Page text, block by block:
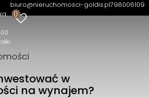
biuro@nieruchomosci-goldis.pl798006109
0
Nieruchomości
4
Suwałki
goldis.pl
w
na wynajem?